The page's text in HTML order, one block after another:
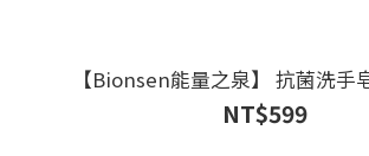
【Bionsen能量之泉】 抗菌洗手
NT$599